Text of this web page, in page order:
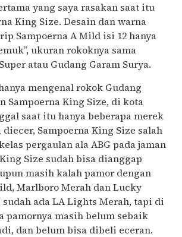
yang saya rasakan saat itu
King Size. Desain dan warna
Sampoerna A Mild isi 12 hanya
ukuran rokoknya sama
atau Gudang Garam Surya.
mengenal rokok Gudang
Sampoerna King Size, di kota
saat itu hanya beberapa merek
Sampoerna King Size salah
pergaulan ala ABG pada jaman
Size sudah bisa dianggap
masih kalah pamor dengan
Marlboro Merah dan Lucky
ada LA Lights Merah, tapi di
pamornya masih belum sebaik
dan belum bisa dibeli eceran.